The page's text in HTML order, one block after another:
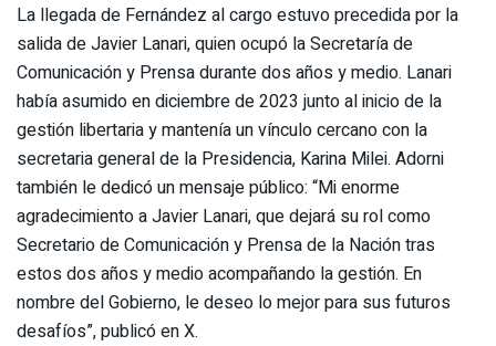
La llegada de Fernández al cargo estuvo precedida por la
salida de Javier Lanari, quien ocupó la Secretaría de
Comunicación y Prensa durante dos años y medio. Lanari
había asumido en diciembre de 2023 junto al inicio de la
gestión libertaria y mantenía un vínculo cercano con la
secretaria general de la Presidencia, Karina Milei. Adorni
también le dedicó un mensaje público: “Mi enorme
agradecimiento a Javier Lanari, que dejará su rol como
Secretario de Comunicación y Prensa de la Nación tras
estos dos años y medio acompañando la gestión. En
nombre del Gobierno, le deseo lo mejor para sus futuros
desafíos”, publicó en X.